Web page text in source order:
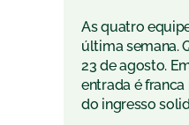
As quatro
última semana.
23 de agosto.
entrada é
do ingresso